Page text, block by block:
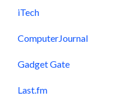
iTech
ComputerJournal
Gadget Gate
Last.fm